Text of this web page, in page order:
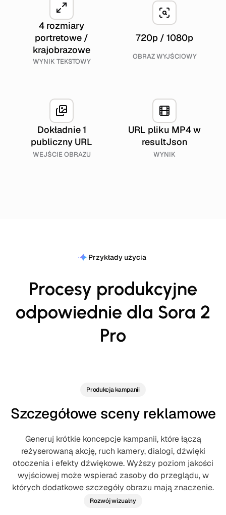
4 rozmiary
portretowe /
krajobrazowe
WYNIK TEKSTOWY
720p / 1080p
OBRAZ WYJŚCIOWY
Dokładnie 1
publiczny URL
WEJŚCIE OBRAZU
URL pliku MP4 w
resultJson
WYNIK
Przykłady użycia
Procesy produkcyjne
odpowiednie dla Sora 2
Pro
Produkcja kampanii
Szczegółowe sceny reklamowe
Generuj krótkie koncepcje kampanii, które łączą
reżyserowaną akcję, ruch kamery, dialogi, dźwięki
otoczenia i efekty dźwiękowe. Wyższy poziom jakości
wyjściowej może wspierać zasoby do przeglądu, w
których dodatkowe szczegóły obrazu mają znaczenie.
Rozwój wizualny